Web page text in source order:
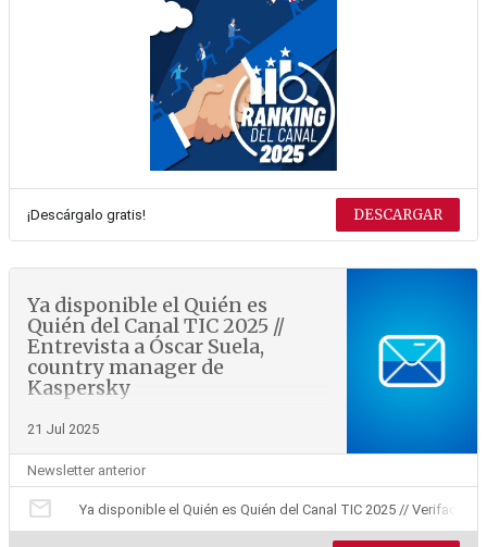
¡Descárgalo gratis! DESCARGAR
Ya disponible el Quién es
Quién del Canal TIC 2025 //
Entrevista a Óscar Suela,
country manager de
Kaspersky
21 Jul 2025
Newsletter anterior
mail Ya disponible el Quién es Quién del Canal TIC 2025 // Verifactu: